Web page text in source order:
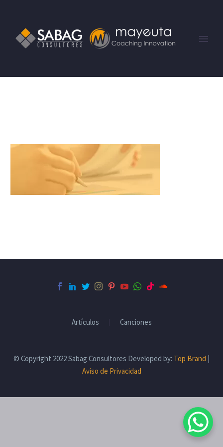
Artículos Canciones
© Copyright 2022 Sabag Consultores Developed by: Top Brand |
Aviso de Privacidad